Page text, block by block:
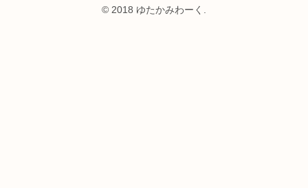
© 2018 ゆたかみわーく.